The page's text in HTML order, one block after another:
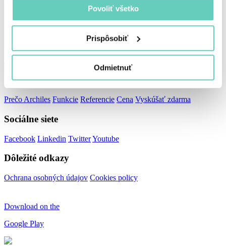
Povoliť všetko
Prispôsobiť
Odmietnuť
info@archiles.sk
Stránky
Prečo Archiles Funkcie Referencie Cena Vyskúšať zdarma
Sociálne siete
Facebook Linkedin TwitterYoutube
Dôležité odkazy
Ochrana osobných údajov Cookies policy
Download on the
Google Play